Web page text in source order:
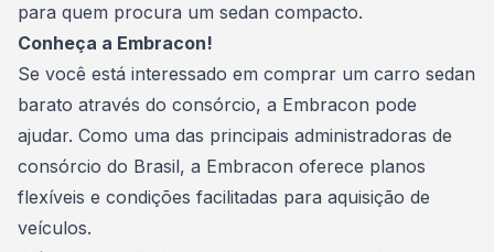
para quem procura um sedan compacto.
Conheça a Embracon!
Se você está interessado em comprar um carro sedan
barato através do consórcio, a Embracon pode
ajudar. Como uma das principais administradoras de
consórcio do Brasil, a Embracon oferece planos
flexíveis e condições facilitadas para aquisição de
veículos.